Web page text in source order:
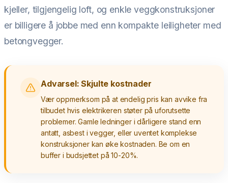
kjeller, tilgjengelig loft, og enkle veggkonstruksjoner
er billigere å jobbe med enn kompakte leiligheter med
betongvegger.
Advarsel: Skjulte kostnader
Vær oppmerksom på at endelig pris kan avvike fra
tilbudet hvis elektrikeren støter på uforutsette
problemer. Gamle ledninger i dårligere stand enn
antatt, asbest i vegger, eller uventet komplekse
konstruksjoner kan øke kostnaden. Be om en
buffer i budsjettet på 10-20%.